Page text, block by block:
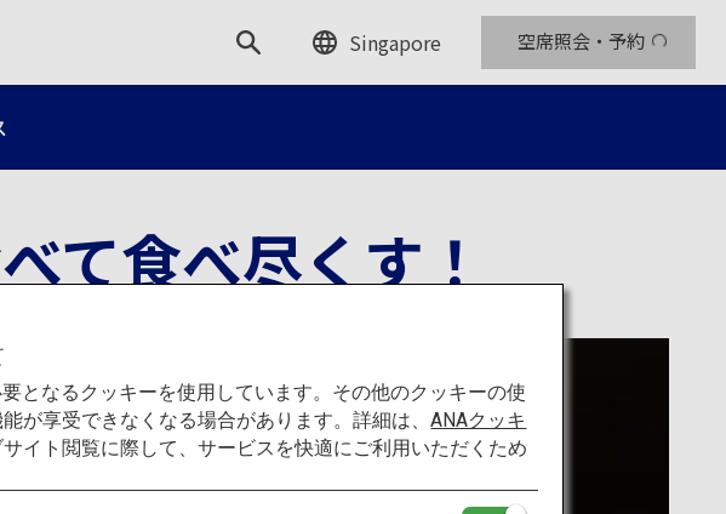
Singapore 空席照会・予約
て食べ尽くす！
となるクッキーを使用しています。その他のクッキーの使
が享受できなくなる場合があります。詳細は、ANAクッキ
イト閲覧に際して、サービスを快適にご利用いただくため